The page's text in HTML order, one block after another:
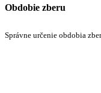
Obdobie zberu
Správne určenie obdobia